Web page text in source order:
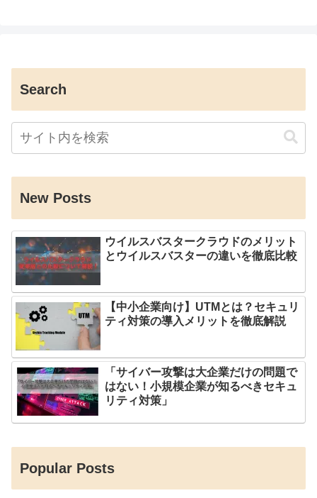
Search
New Posts
ウイルスバスタークラウドのメリット
とウイルスバスターの違いを徹底比較
【中小企業向け】UTMとは？セキュリ
ティ対策の導入メリットを徹底解説
「サイバー攻撃は大企業だけの問題で
はない！小規模企業が知るべきセキュ
リティ対策」
Popular Posts